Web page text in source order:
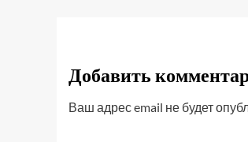
Добавить
Ваш адрес email не будет